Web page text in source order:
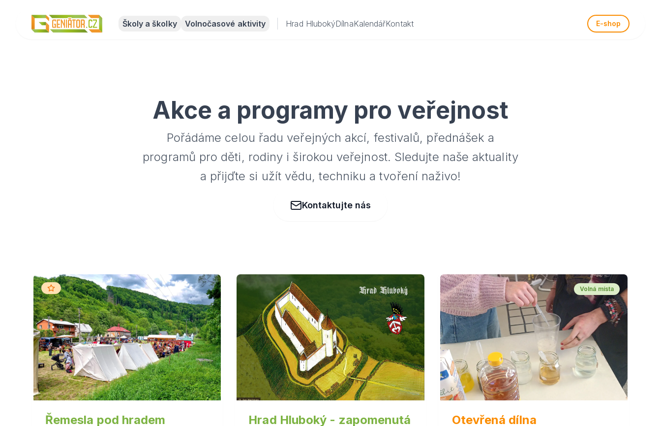
Školy a školky Volnočasové aktivity Hrad HlubokýDílnaKalendářKontakt E-shop
Akce a programy pro veřejnost
Pořádáme celou řadu veřejných akcí, festivalů, přednášek a
programů pro děti, rodiny i širokou veřejnost. Sledujte naše aktuality
a přijďte si užít vědu, techniku a tvoření naživo!
Kontaktujte nás
Řemesla pod hradem
Hrad Hluboký - zapomenutá
Volná místa
Otevřená dílna